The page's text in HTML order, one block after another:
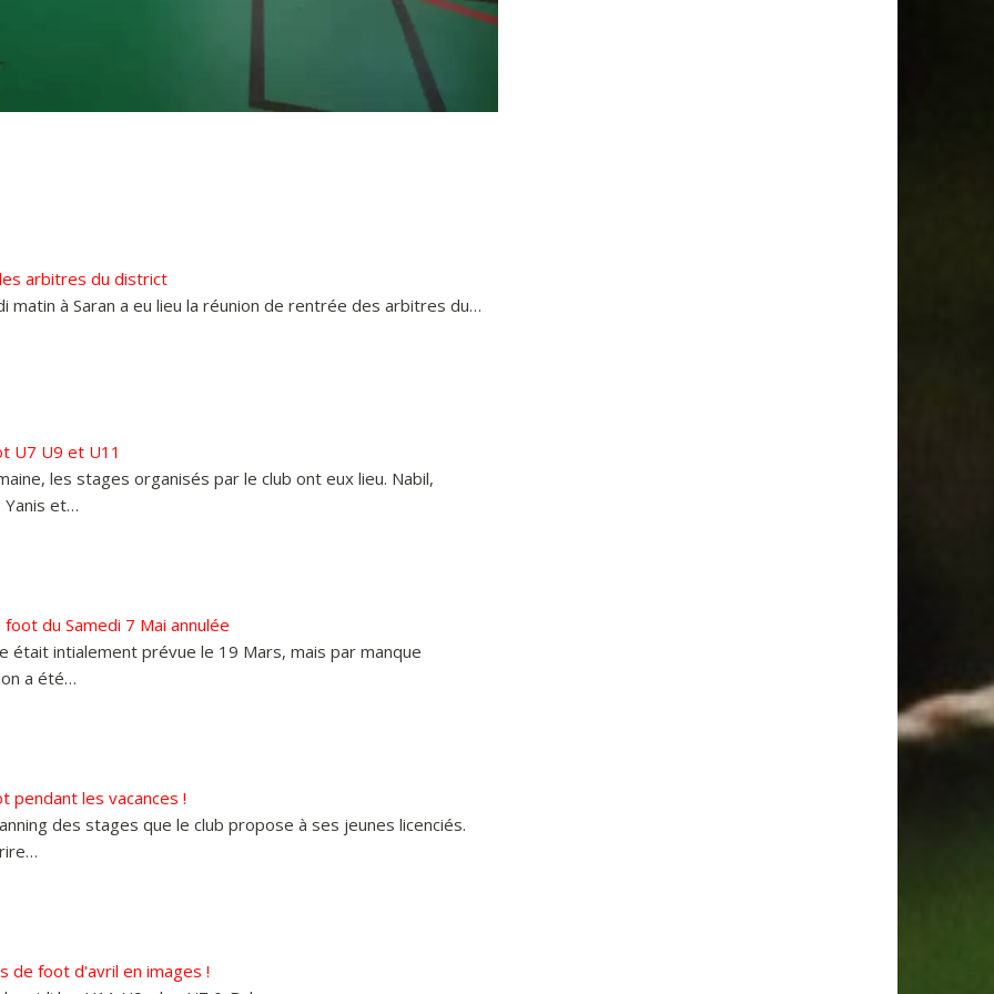
arbitres du district
matin à Saran a eu lieu la réunion de rentrée des arbitres du…
U7 U9 et U11
les stages organisés par le club ont eux lieu. Nabil,
Yanis et…
foot du Samedi 7 Mai annulée
était intialement prévue le 19 Mars, mais par manque
a été…
pendant les vacances !
des stages que le club propose à ses jeunes licenciés.
de foot d'avril en images !